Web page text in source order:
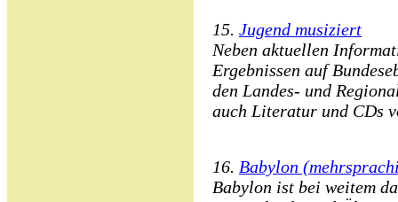
15. Jugend musiziert
Neben aktuellen
Ergebnissen auf
den Landes- und
auch Literatur und CDs
16. Babylon
Babylon ist bei weitem